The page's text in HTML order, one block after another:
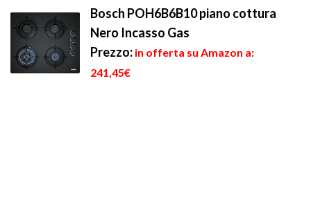
Bosch POH6B6B10 piano cottura
Nero Incasso Gas
Prezzo: in offerta su Amazon a:
241,45€